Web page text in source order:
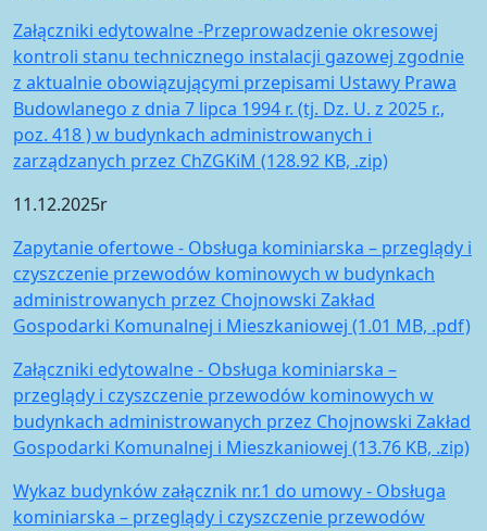
Załączniki edytowalne -Przeprowadzenie okresowej
kontroli stanu technicznego instalacji gazowej zgodnie
z aktualnie obowiązującymi przepisami Ustawy Prawa
Budowlanego z dnia 7 lipca 1994 r. (tj. Dz. U. z 2025 r.,
poz. 418 ) w budynkach administrowanych i
zarządzanych przez ChZGKiM (128.92 KB, .zip)
11.12.2025r
Zapytanie ofertowe - Obsługa kominiarska – przeglądy i
czyszczenie przewodów kominowych w budynkach
administrowanych przez Chojnowski Zakład
Gospodarki Komunalnej i Mieszkaniowej (1.01 MB, .pdf)
Załączniki edytowalne - Obsługa kominiarska –
przeglądy i czyszczenie przewodów kominowych w
budynkach administrowanych przez Chojnowski Zakład
Gospodarki Komunalnej i Mieszkaniowej (13.76 KB, .zip)
Wykaz budynków załącznik nr.1 do umowy - Obsługa
kominiarska – przeglądy i czyszczenie przewodów